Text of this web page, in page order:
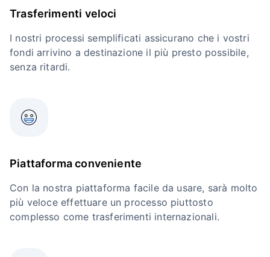
Trasferimenti veloci
I nostri processi semplificati assicurano che i vostri
fondi arrivino a destinazione il più presto possibile,
senza ritardi.
Piattaforma conveniente
Con la nostra piattaforma facile da usare, sarà molto
più veloce effettuare un processo piuttosto
complesso come trasferimenti internazionali.